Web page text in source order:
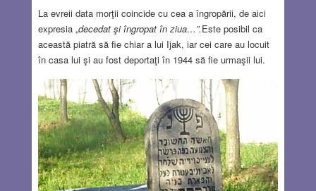
La evreii data morţii coincide cu cea a îngropării, de aici
expresia „decedat şi îngropat în ziua…”.Este posibil ca
această piatră să fie chiar a lui Ijak, iar cei care au locuit
în casa lui şi au fost deportaţi în 1944 să fie urmaşii lui.